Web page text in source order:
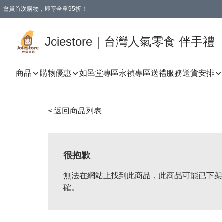
會員首次購物，即享全單95折！
Joiestore｜台灣人氣零食 伴手禮
商品 購物優惠 如邑堂專區永禎專區送禮服務送貨安排
< 返回商品列表
很抱歉
無法在網站上找到此商品，此商品可能已下
確。